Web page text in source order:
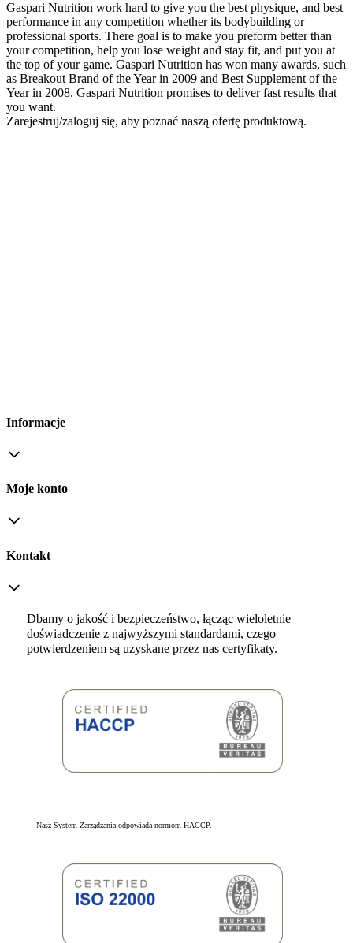
Gaspari Nutrition work hard to give you the best physique, and best
performance in any competition whether its bodybuilding or
professional sports. There goal is to make you preform better than
your competition, help you lose weight and stay fit, and put you at
the top of your game. Gaspari Nutrition has won many awards, such
as Breakout Brand of the Year in 2009 and Best Supplement of the
Year in 2008. Gaspari Nutrition promises to deliver fast results that
you want.
Zarejestruj/zaloguj się, aby poznać naszą ofertę produktową.
Informacje
Moje konto
Kontakt
Dbamy o jakość i bezpieczeństwo, łącząc wieloletnie
doświadczenie z najwyższymi standardami, czego
potwierdzeniem są uzyskane przez nas certyfikaty.
Nasz System Zarządzania odpowiada normom HACCP.